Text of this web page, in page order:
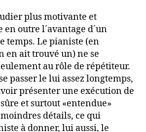
plus motivante et
outre l´avantage d´un
temps. Le pianiste (en
en ait trouvé un) ne se
au rôle de répétiteur.
passer le lui assez longtemps,
présenter une exécution de
et surtout «entendue»
détails, ce qui
à donner, lui aussi, le